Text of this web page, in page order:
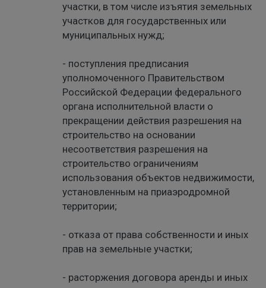
участки, в том числе изъятия земельных
участков для государственных или
муниципальных нужд;
- поступления предписания
уполномоченного Правительством
Российской Федерации федерального
органа исполнительной власти о
прекращении действия разрешения на
строительство на основании
несоответствия разрешения на
строительство ограничениям
использования объектов недвижимости,
установленным на приаэродромной
территории;
- отказа от права собственности и иных
прав на земельные участки;
- расторжения договора аренды и иных